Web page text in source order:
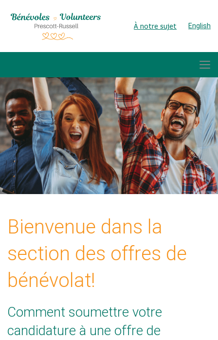
À notre sujet English
Bienvenue dans la
section des offres de
bénévolat!
Comment soumettre votre
candidature à une offre de